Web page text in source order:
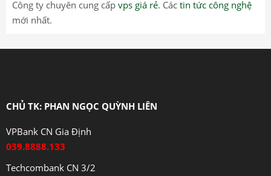
Công ty chuyên cung cấp vps giá rẻ. Các tin tức công nghệ
mới nhất.
CHỦ TK: PHAN NGỌC QUỲNH LIÊN
VPBank CN Gia Định
039.8888.133
Techcombank CN 3/2